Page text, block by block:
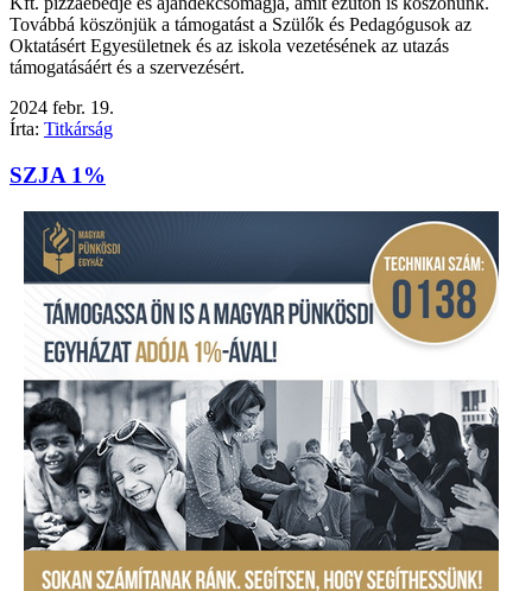
Továbbá köszönjük a támogatást a Szülők és Pedagógusok az
Oktatásért Egyesületnek és az iskola vezetésének az utazás
támogatásáért és a szervezésért.
2024 febr. 19.
Írta: Titkárság
SZJA 1%